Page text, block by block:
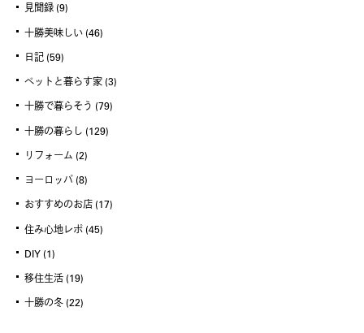
見聞録 (9)
十勝美味しい (46)
日記 (59)
ペットと暮らす家 (3)
十勝で暮らそう (79)
十勝の暮らし (129)
リフォーム (2)
ヨーロッパ (8)
おすすめのお店 (17)
住み心地レポ (45)
DIY (1)
移住生活 (19)
十勝の冬 (22)